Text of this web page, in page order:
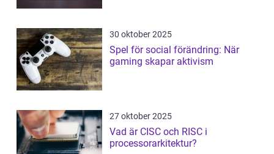
30 oktober 2025
Spel för social förändring: När
gaming skapar aktivism
27 oktober 2025
Vad är CISC och RISC i
processorarkitektur?